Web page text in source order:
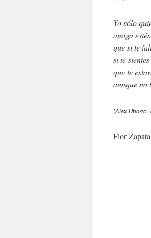
Yo sólo
amiga
que si te
si te
que te
aunque no
(Alex Ubago.
Flor